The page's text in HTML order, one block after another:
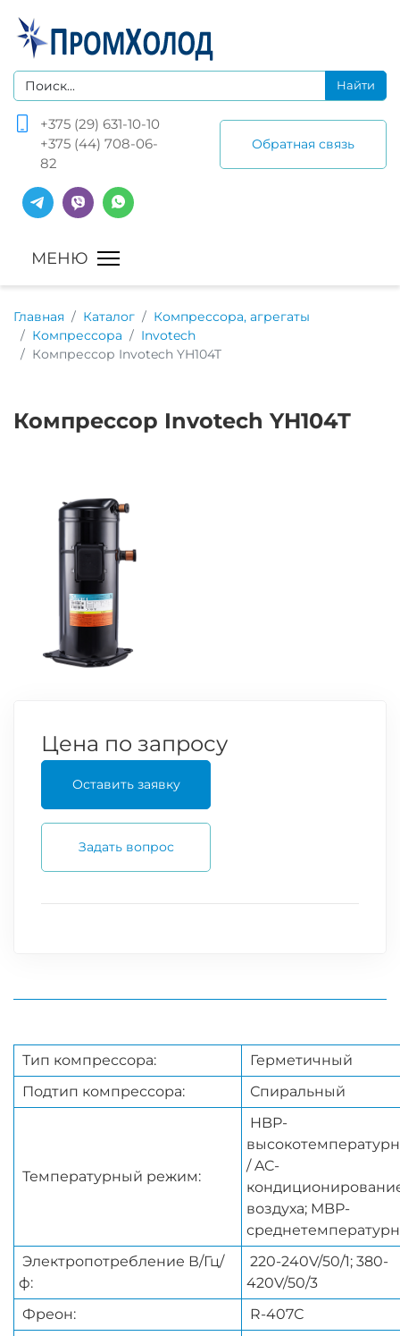
+375 (29) 631-10-10
+375 (44) 708-06-
82
Обратная связь
Главная Каталог
Компрессора, агрегаты
Компрессора
Invotech
Компрессор Invotech YH104T
Компрессор Invotech YH104T
Цена по запросу
Оставить заявку
Задать вопрос
Тип компрессора:
Герметичный
Подтип компрессора:
Спиральный
Температурный режим:
HBP-
/ AC-
воздуха; MBP-
Электропотребление В/Гц/
ф:
220-240V/50/1; 380-
420V/50/3
Фреон:
R-407С